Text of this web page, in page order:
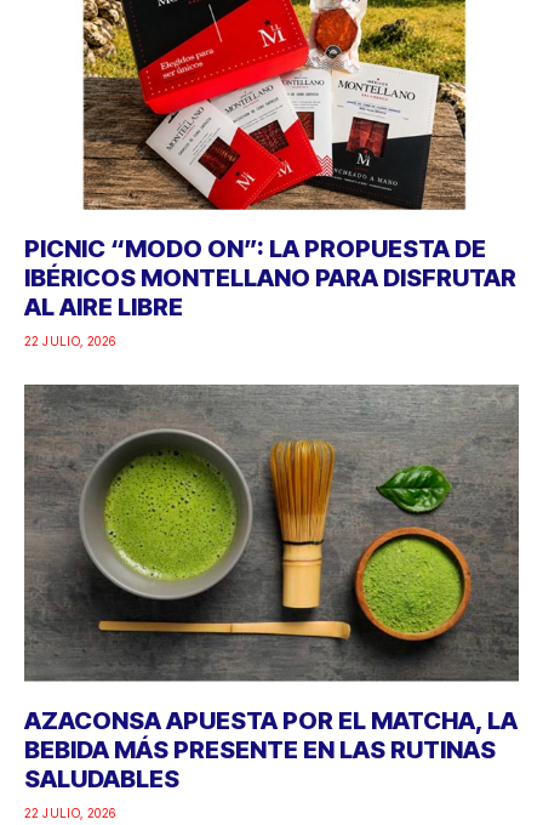
PICNIC “MODO ON”: LA PROPUESTA DE
IBÉRICOS MONTELLANO PARA DISFRUTAR
AL AIRE LIBRE
22 JULIO, 2026
AZACONSA APUESTA POR EL MATCHA, LA
BEBIDA MÁS PRESENTE EN LAS RUTINAS
SALUDABLES
22 JULIO, 2026